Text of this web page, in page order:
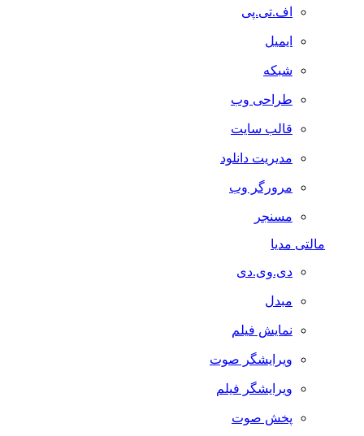
اف.تی.پی
ایمیل
شبکه
طراحی وب
قالب سایت
مدیریت دانلود
مرورگر وب
مسنجر
مالتی مدیا
دی.وی.دی
مبدل
نمایش فیلم
ویرایشگر صوت
ویرایشگر فیلم
پخش صوت